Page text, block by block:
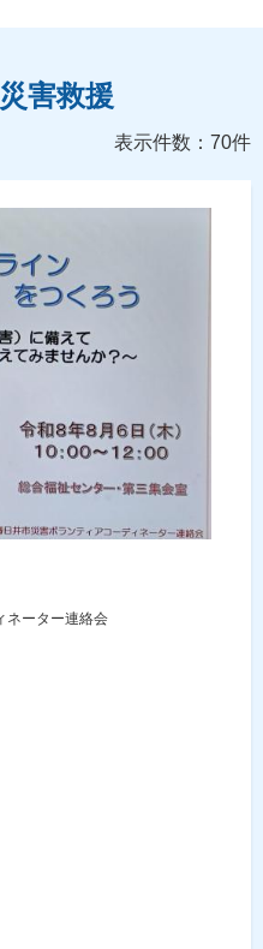
害救援
表示件数：70件
ネーター連絡会